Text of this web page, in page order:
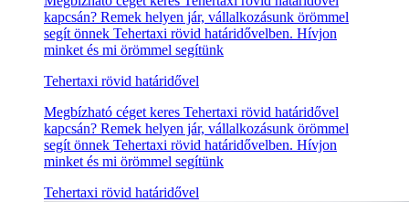
kapcsán? Remek helyen jár, vállalkozásunk örömmel
segít önnek Tehertaxi rövid határidővelben. Hívjon
minket és mi örömmel segítünk
Tehertaxi rövid határidővel
Megbízható céget keres Tehertaxi rövid határidővel
kapcsán? Remek helyen jár, vállalkozásunk örömmel
segít önnek Tehertaxi rövid határidővelben. Hívjon
minket és mi örömmel segítünk
Tehertaxi rövid határidővel